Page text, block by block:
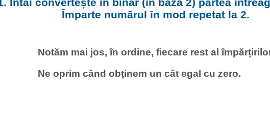
Întâi convertește în binar (în baza 2) partea
Împarte numărul în mod repetat la 2.
Notăm mai jos, în ordine, fiecare rest al
Ne oprim când obținem un cât egal cu zero.